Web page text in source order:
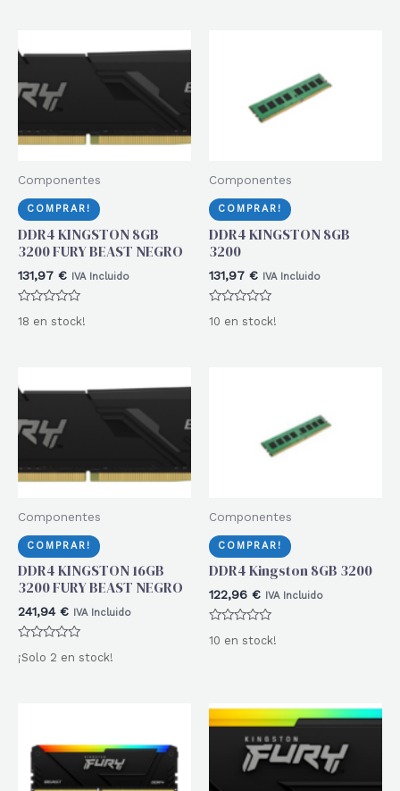
Componentes
COMPRAR!
DDR4 KINGSTON 8GB
3200 FURY BEAST NEGRO
131,97 € IVA Incluido
con
18 en stock!
Componentes
COMPRAR!
DDR4 KINGSTON 8GB
3200
131,97 € IVA Incluido
con
10 en stock!
Componentes
COMPRAR!
DDR4 KINGSTON 16GB
3200 FURY BEAST NEGRO
241,94 € IVA Incluido
Valorado
con
¡Solo 2 en stock!
Componentes
COMPRAR!
DDR4 Kingston 8GB 3200
122,96 € IVA Incluido
con
10 en stock!